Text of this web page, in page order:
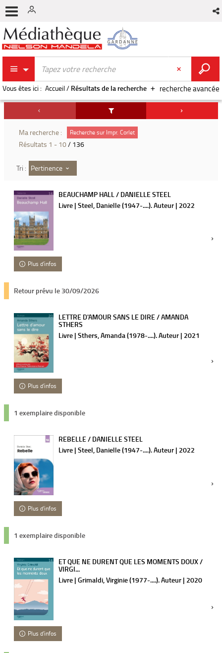
recherche avancée
Vous êtes ici : Accueil/ Résultats de la recherche
Ma recherche : Recherche sur Impr. Corlet
Résultats 1 - 10/ 136
Tri : Pertinence
BEAUCHAMP HALL / DANIELLE STEEL
Livre | Steel, Danielle (1947-....). Auteur | 2022
Plus d'infos
Retour prévu le 30/09/2026
LETTRE D'AMOUR SANS LE DIRE / AMANDA
STHERS
Livre | Sthers, Amanda (1978-....). Auteur | 2021
Plus d'infos
1 exemplaire disponible
REBELLE / DANIELLE STEEL
Livre | Steel, Danielle (1947-....). Auteur | 2022
Plus d'infos
1 exemplaire disponible
ET QUE NE DURENT QUE LES MOMENTS DOUX /
VIRGI...
Livre | Grimaldi, Virginie (1977-....). Auteur | 2020
Plus d'infos